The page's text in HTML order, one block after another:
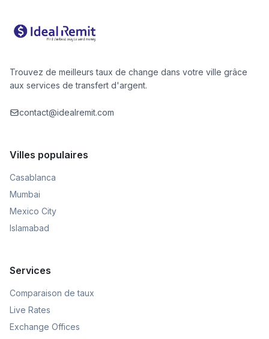
Trouvez de meilleurs taux de change dans votre ville grâce
aux services de transfert d'argent.
contact@idealremit.com
Villes populaires
Casablanca
Mumbai
Mexico City
Islamabad
Services
Comparaison de taux
Live Rates
Exchange Offices